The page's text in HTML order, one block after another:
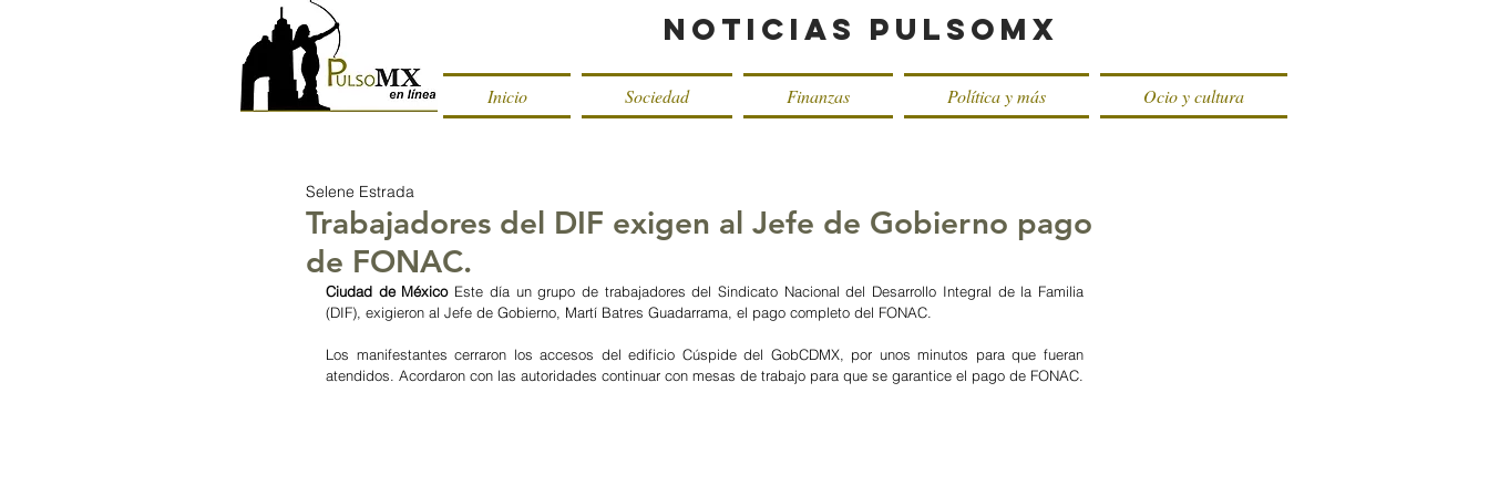
Noticias PulsoMX
Inicio Sociedad Finanzas Política y más Ocio y cultura
Trabajadores del DIF exigen al Jefe de Gobierno pago
de FONAC.
Selene Estrada
Ciudad de México Este día un grupo de trabajadores del Sindicato Nacional del Desarrollo Integral de la Familia
(DIF), exigieron al Jefe de Gobierno, Martí Batres Guadarrama, el pago completo del FONAC.
Los manifestantes cerraron los accesos del edificio Cúspide del GobCDMX, por unos minutos para que fueran
atendidos. Acordaron con las autoridades continuar con mesas de trabajo para que se garantice el pago de FONAC.